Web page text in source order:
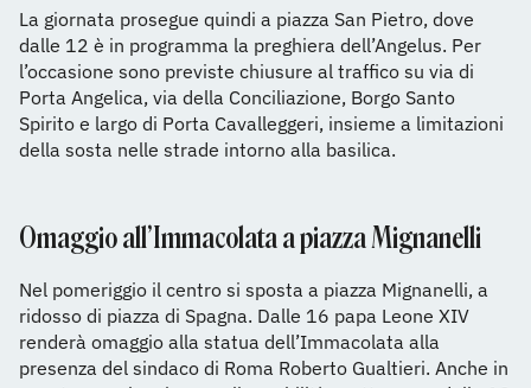
La giornata prosegue quindi a piazza San Pietro, dove
dalle 12 è in programma la preghiera dell’Angelus. Per
l’occasione sono previste chiusure al traffico su via di
Porta Angelica, via della Conciliazione, Borgo Santo
Spirito e largo di Porta Cavalleggeri, insieme a limitazioni
della sosta nelle strade intorno alla basilica.
Omaggio all’Immacolata a piazza Mignanelli
Nel pomeriggio il centro si sposta a piazza Mignanelli, a
ridosso di piazza di Spagna. Dalle 16 papa Leone XIV
renderà omaggio alla statua dell’Immacolata alla
presenza del sindaco di Roma Roberto Gualtieri. Anche in